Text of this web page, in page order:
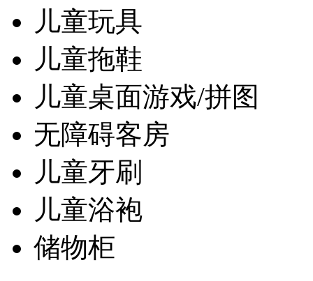
儿童玩具
儿童拖鞋
儿童桌面游戏/拼图
无障碍客房
儿童牙刷
儿童浴袍
储物柜